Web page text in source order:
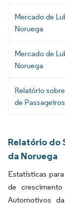
Mercado de
Noruega
Mercado de
Noruega
Relatório
de
Relatório do
da Noruega
Estatísticas
de
Automotivos